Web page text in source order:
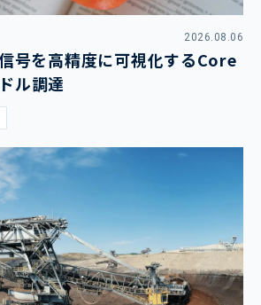
2026.08.06
号を高精度に可視化するCore
ル調達